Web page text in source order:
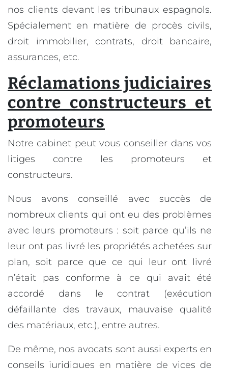
nos clients devant les tribunaux espagnols.
Spécialement en matière de procès civils,
droit immobilier, contrats, droit bancaire,
assurances, etc.
Réclamations judiciaires
contre constructeurs et
promoteurs
Notre cabinet peut vous conseiller dans vos
litiges contre les promoteurs et
constructeurs.
Nous avons conseillé avec succès de
nombreux clients qui ont eu des problèmes
avec leurs promoteurs : soit parce qu’ils ne
leur ont pas livré les propriétés achetées sur
plan, soit parce que ce qui leur ont livré
n’était pas conforme à ce qui avait été
accordé dans le contrat (exécution
défaillante des travaux, mauvaise qualité
des matériaux, etc.), entre autres.
De même, nos avocats sont aussi experts en
conseils juridiques en matière de vices de